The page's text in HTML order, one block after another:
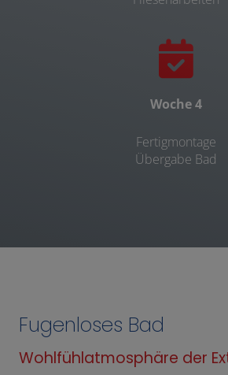
Woche 4
Fertigmontage
Übergabe Bad
Fugenloses Bad
Wohlfühlatmosphäre der